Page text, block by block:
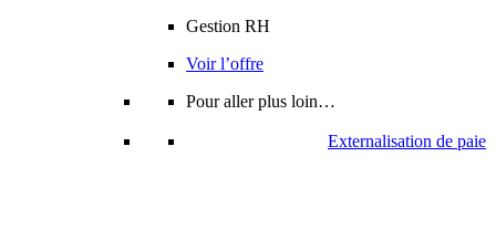
Gestion RH
Voir l’offre
Pour aller plus loin…
Externalisation de paie